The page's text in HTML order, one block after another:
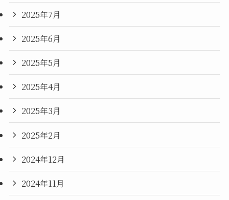
2025年7月
2025年6月
2025年5月
2025年4月
2025年3月
2025年2月
2024年12月
2024年11月